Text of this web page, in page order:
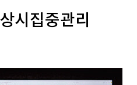
시집중관리